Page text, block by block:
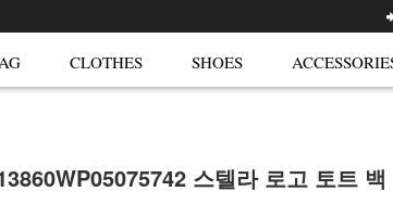
CLOTHES SHOES
스텔라 로고 토트 백